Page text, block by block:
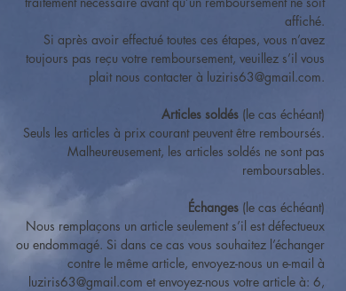
affiché.
Si après avoir effectué toutes ces étapes, vous n’avez
toujours pas reçu votre remboursement, veuillez s’il vous
plait nous contacter à luziris63@gmail.com.
Articles soldés (le cas échéant)
Seuls les articles à prix courant peuvent être remboursés.
Malheureusement, les articles soldés ne sont pas
remboursables.
Échanges (le cas échéant)
Nous remplaçons un article seulement s’il est défectueux
ou endommagé. Si dans ce cas vous souhaitez l’échanger
contre le même article, envoyez-nous un e-mail à
luziris63@gmail.com et envoyez-nous votre article à: 6,